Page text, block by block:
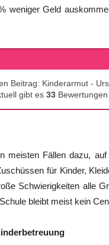
weniger Geld
Beitrag: Kinderarmut -
gibt es 33
meisten Fällen dazu,
für Kinder,
Schwierigkeiten alle
bleibt meist kein